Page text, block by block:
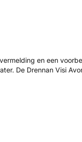
en een
De Drennan Visi